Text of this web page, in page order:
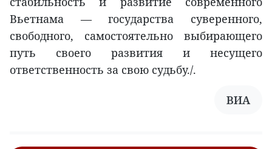
Вьетнама — государства суверенного,
свободного, самостоятельно выбирающего
путь своего развития и несущего
ответственность за свою судьбу./.
ВИА